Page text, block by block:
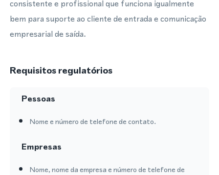
consistente e profissional que funciona igualmente
bem para suporte ao cliente de entrada e comunicação
empresarial de saída.
Requisitos regulatórios
Pessoas
Nome e número de telefone de contato.
Empresas
Nome, nome da empresa e número de telefone de